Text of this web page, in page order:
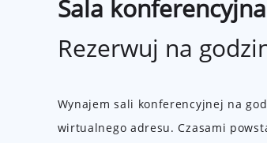
Sala
Rezerwuj na
Wynajem sali konferencyjnej na
wirtualnego adresu. Czasami